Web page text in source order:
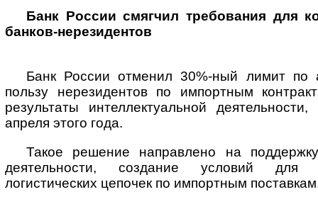
Банк России смягчил требования для
банков-нерезидентов
Банк России отменил 30%-ный лимит по
пользу нерезидентов по импортным
результаты интеллектуальной
апреля этого года.
Такое решение направлено на
деятельности, создание условий для
логистических цепочек по импортным